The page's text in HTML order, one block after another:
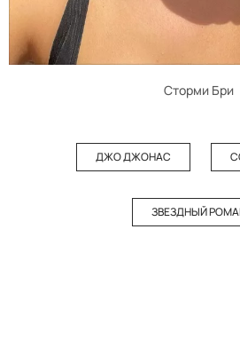
Сторми Бри
ДЖО ДЖОНАС
ЗВЕЗДНЫЙ